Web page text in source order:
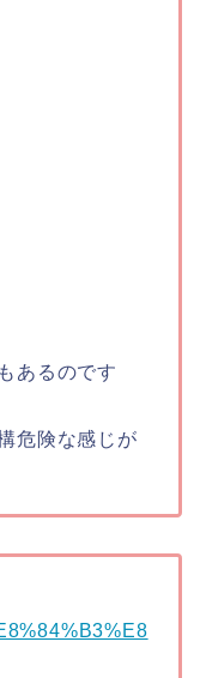
あるのです
危険な感じが